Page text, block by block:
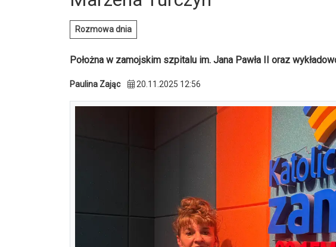
Rozmowa dnia
Położna w zamojskim szpitalu im. Jana Pawła II oraz
Paulina Zając 20.11.2025 12:56